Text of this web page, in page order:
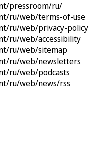
pressroom/ru/
ru/web/terms-of-use
ru/web/privacy-policy
ru/web/accessibility
ru/web/sitemap
ru/web/newsletters
ru/web/podcasts
ru/web/news/rss